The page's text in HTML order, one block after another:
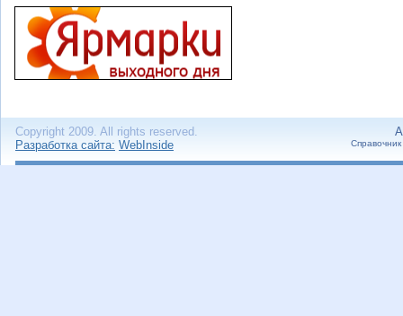
Copyright 2009. All rights reserved.
Разработка сайта: WebInside